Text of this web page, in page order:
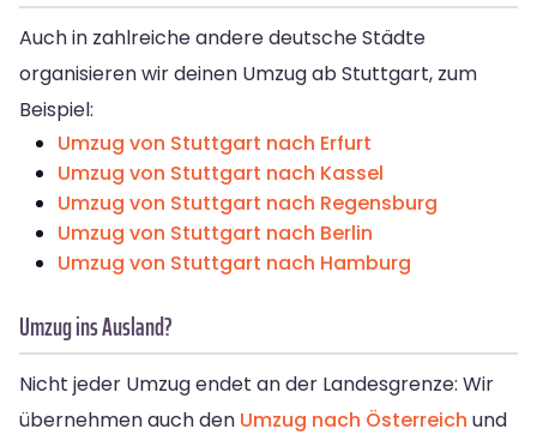
Auch in zahlreiche andere deutsche Städte
organisieren wir deinen Umzug ab Stuttgart, zum
Beispiel:
Umzug von Stuttgart nach Erfurt
Umzug von Stuttgart nach Kassel
Umzug von Stuttgart nach Regensburg
Umzug von Stuttgart nach Berlin
Umzug von Stuttgart nach Hamburg
Umzug ins Ausland?
Nicht jeder Umzug endet an der Landesgrenze: Wir
übernehmen auch den Umzug nach Österreich und